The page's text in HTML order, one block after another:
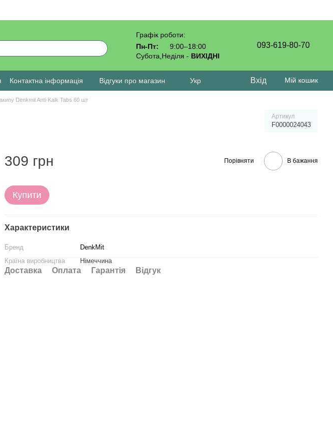
Графік роботи:
Пн-Пт:
9:00–18:00
Субота,Неділя - ВИХІДНІ
093-619-80-70
Контактна інформація Відгуки про магазин Укр Вхід Мій кошик
Denkmit Anti-Kalk Tabs 60 шт
Артикул
F0000024043
309 грн Порівняти В бажання
Купити
Характеристики
Бренд
DenkMit
Країна виробництва
Німеччина
Доставка Оплата Гарантія Відгук